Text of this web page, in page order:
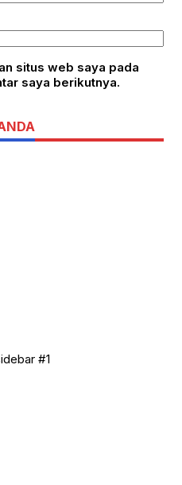
situs web saya pada
saya berikutnya.